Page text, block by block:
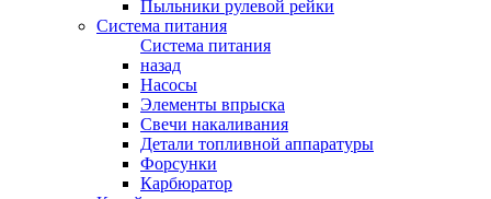
Пыльники рулевой рейки
Система питания
Система питания
назад
Насосы
Элементы впрыска
Свечи накаливания
Детали топливной аппаратуры
Форсунки
Карбюратор